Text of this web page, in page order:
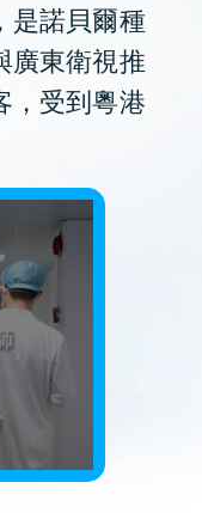
是諾貝爾種
廣東衛視推
，受到粵港